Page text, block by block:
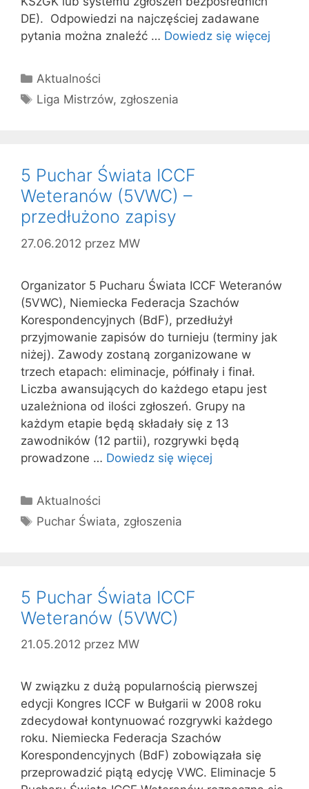
DE). Odpowiedzi na najczęściej zadawane
pytania można znaleźć … Dowiedz się więcej
Kategorie
Aktualności
Tagi
Liga Mistrzów, zgłoszenia
5 Puchar Świata ICCF
Weteranów (5VWC) –
przedłużono zapisy
27.06.2012 przez MW
Organizator 5 Pucharu Świata ICCF Weteranów
(5VWC), Niemiecka Federacja Szachów
Korespondencyjnych (BdF), przedłużył
przyjmowanie zapisów do turnieju (terminy jak
niżej). Zawody zostaną zorganizowane w
trzech etapach: eliminacje, półfinały i finał.
Liczba awansujących do każdego etapu jest
uzależniona od ilości zgłoszeń. Grupy na
każdym etapie będą składały się z 13
zawodników (12 partii), rozgrywki będą
prowadzone … Dowiedz się więcej
Kategorie
Aktualności
Tagi
Puchar Świata, zgłoszenia
5 Puchar Świata ICCF
Weteranów (5VWC)
21.05.2012 przez MW
W związku z dużą popularnością pierwszej
edycji Kongres ICCF w Bułgarii w 2008 roku
zdecydował kontynuować rozgrywki każdego
roku. Niemiecka Federacja Szachów
Korespondencyjnych (BdF) zobowiązała się
przeprowadzić piątą edycję VWC. Eliminacje 5